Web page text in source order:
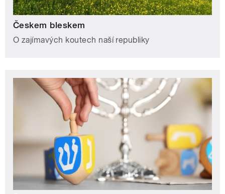
Českem bleskem
O zajímavých koutech naší republiky